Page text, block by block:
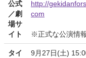
公式
／劇
場サ
イト
http://
com
※正式な公演情
タイ
9月27日(土)